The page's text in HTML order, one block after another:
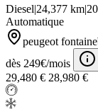
Diesel|24,377 km|
Automatique
peugeot
dès 249€/mois
29,480 € 28,980 €